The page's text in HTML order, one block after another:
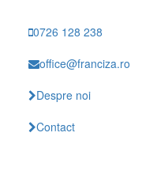
0726 128 238
office@franciza.ro
Despre noi
Contact